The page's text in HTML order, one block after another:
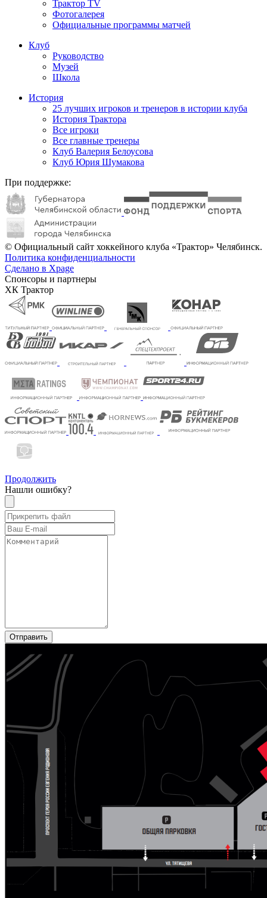
Трактор TV
Фотогалерея
Официальные программы матчей
Клуб
Руководство
Музей
Школа
История
25 лучших игроков и тренеров в истории клуба
История Трактора
Все игроки
Все главные тренеры
Клуб Валерия Белоусова
Клуб Юрия Шумакова
При поддержке:
© Официальный сайт хоккейного клуба «Трактор» Челябинск.
Политика конфиденциальности
Сделано в Xpage
Спонсоры и партнеры
ХК Трактор
Продолжить
Нашли ошибку?